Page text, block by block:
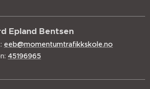
Epland Bentsen
eeb@momentumtrafikkskole.no
45196965